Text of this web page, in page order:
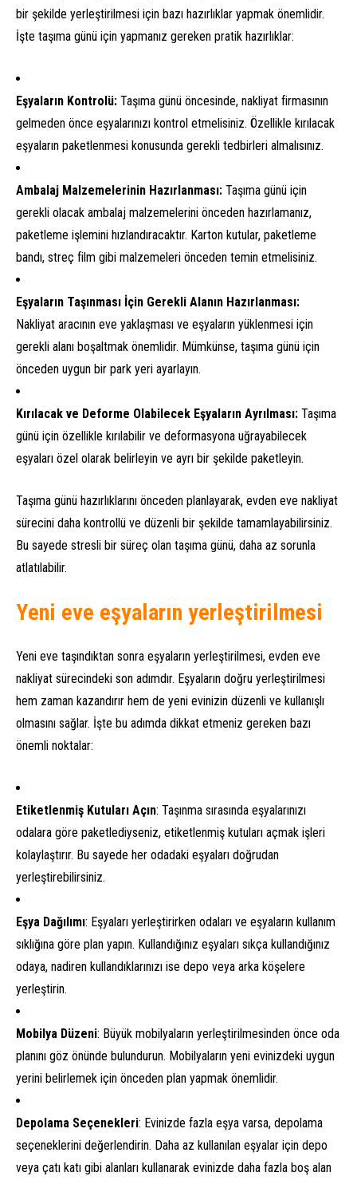
bir şekilde yerleştirilmesi için bazı hazırlıklar yapmak önemlidir.
İşte taşıma günü için yapmanız gereken pratik hazırlıklar:
Eşyaların Kontrolü: Taşıma günü öncesinde, nakliyat firmasının
gelmeden önce eşyalarınızı kontrol etmelisiniz. Özellikle kırılacak
eşyaların paketlenmesi konusunda gerekli tedbirleri almalısınız.
Ambalaj Malzemelerinin Hazırlanması: Taşıma günü için
gerekli olacak ambalaj malzemelerini önceden hazırlamanız,
paketleme işlemini hızlandıracaktır. Karton kutular, paketleme
bandı, streç film gibi malzemeleri önceden temin etmelisiniz.
Eşyaların Taşınması İçin Gerekli Alanın Hazırlanması:
Nakliyat aracının eve yaklaşması ve eşyaların yüklenmesi için
gerekli alanı boşaltmak önemlidir. Mümkünse, taşıma günü için
önceden uygun bir park yeri ayarlayın.
Kırılacak ve Deforme Olabilecek Eşyaların Ayrılması: Taşıma
günü için özellikle kırılabilir ve deformasyona uğrayabilecek
eşyaları özel olarak belirleyin ve ayrı bir şekilde paketleyin.
Taşıma günü hazırlıklarını önceden planlayarak, evden eve nakliyat
sürecini daha kontrollü ve düzenli bir şekilde tamamlayabilirsiniz.
Bu sayede stresli bir süreç olan taşıma günü, daha az sorunla
atlatılabilir.
Yeni eve eşyaların yerleştirilmesi
Yeni eve taşındıktan sonra eşyaların yerleştirilmesi, evden eve
nakliyat sürecindeki son adımdır. Eşyaların doğru yerleştirilmesi
hem zaman kazandırır hem de yeni evinizin düzenli ve kullanışlı
olmasını sağlar. İşte bu adımda dikkat etmeniz gereken bazı
önemli noktalar:
Etiketlenmiş Kutuları Açın: Taşınma sırasında eşyalarınızı
odalara göre paketlediyseniz, etiketlenmiş kutuları açmak işleri
kolaylaştırır. Bu sayede her odadaki eşyaları doğrudan
yerleştirebilirsiniz.
Eşya Dağılımı: Eşyaları yerleştirirken odaları ve eşyaların kullanım
sıklığına göre plan yapın. Kullandığınız eşyaları sıkça kullandığınız
odaya, nadiren kullandıklarınızı ise depo veya arka köşelere
yerleştirin.
Mobilya Düzeni: Büyük mobilyaların yerleştirilmesinden önce oda
planını göz önünde bulundurun. Mobilyaların yeni evinizdeki uygun
yerini belirlemek için önceden plan yapmak önemlidir.
Depolama Seçenekleri: Evinizde fazla eşya varsa, depolama
seçeneklerini değerlendirin. Daha az kullanılan eşyalar için depo
veya çatı katı gibi alanları kullanarak evinizde daha fazla boş alan